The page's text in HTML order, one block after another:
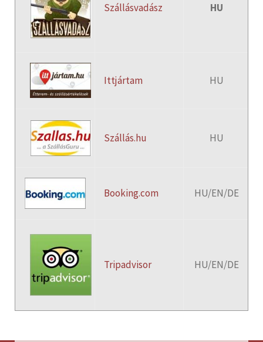
Szállásvadász HU
Ittjártam HU
Szállás.hu HU
Booking.com HU/EN/DE
Tripadvisor HU/EN/DE